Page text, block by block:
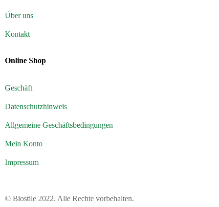
Über uns
Kontakt
Online Shop
Geschäft
Datenschutzhinweis
Allgemeine Geschäftsbedingungen
Mein Konto
Impressum
© Biostile 2022. Alle Rechte vorbehalten.